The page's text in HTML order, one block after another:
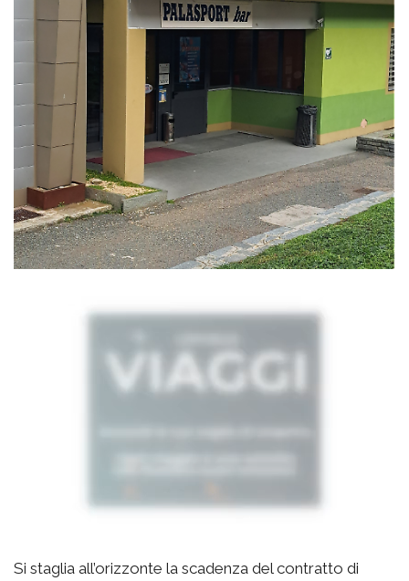
Si staglia all’orizzonte la scadenza del contratto di